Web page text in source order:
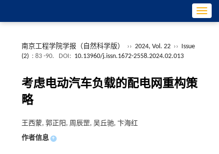
南京工程学院学报（自然科学版） ›› 2024, Vol. 22 ›› Issue
(2) : 83 -90. DOI: 10.13960/j.issn.1672-2558.2024.02.013
考虑电动汽车负载的配电网重构策
略
王西蒙, 郭正阳, 周辰罡, 吴丘驰, 卞海红
作者信息 +